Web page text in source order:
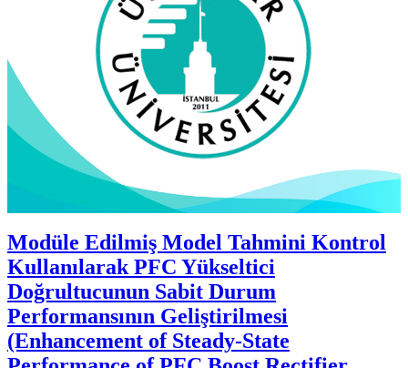
Modüle Edilmiş Model Tahmini Kontrol
Kullanılarak PFC Yükseltici
Doğrultucunun Sabit Durum
Performansının Geliştirilmesi
(Enhancement of Steady-State